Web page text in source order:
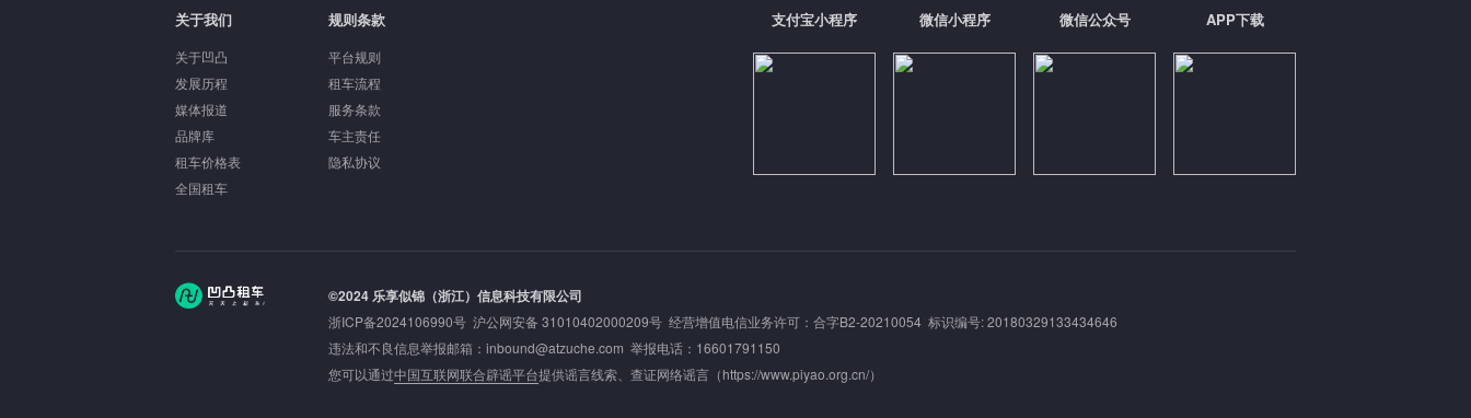
关于我们
关于凹凸
发展历程
媒体报道
品牌库
租车价格表
全国租车
规则条款
平台规则
租车流程
服务条款
车主责任
隐私协议
支付宝小程序 微信小程序 微信公众号 APP下载
©2024 乐享似锦（浙江）信息科技有限公司
浙ICP备2024106990号 沪公网安备 31010402000209号 经营增值电信业务许可：合字B2-20210054 标识编号: 20180329133434646
违法和不良信息举报邮箱：inbound@atzuche.com 举报电话：16601791150
您可以通过中国互联网联合辟谣平台提供谣言线索、查证网络谣言（https://www.piyao.org.cn/）